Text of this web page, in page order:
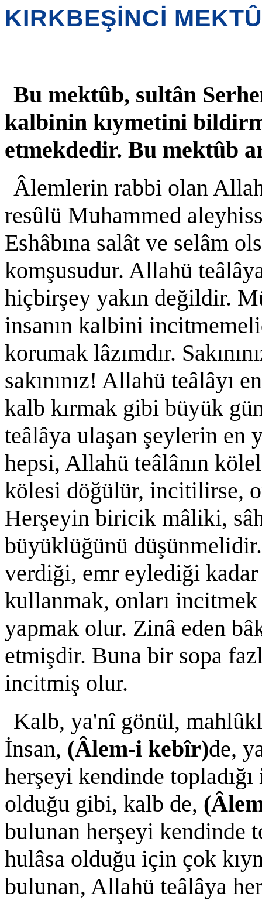
KIRKBEŞİNCİ
Bu mektûb, sultân
kalbinin kıymetini
etmekdedir. Bu mektûb
Âlemlerin rabbi olan
resûlü Muhammed
Eshâbına salât ve selâm
komşusudur. Allahü
hiçbirşey yakın değildir.
insanın kalbini
korumak lâzımdır.
sakınınız! Allahü teâlâyı
kalb kırmak gibi büyük
teâlâya ulaşan şeylerin en
hepsi, Allahü teâlânın
kölesi döğülür, incitilirse,
Herşeyin biricik mâliki,
büyüklüğünü
verdiği, emr eylediği
kullanmak, onları
yapmak olur. Zinâ eden
etmişdir. Buna bir sopa
incitmiş olur.
Kalb, ya'nî gönül,
İnsan, (Âlem-i kebîr)de,
herşeyi kendinde
olduğu gibi, kalb de,
bulunan herşeyi kendinde
hulâsa olduğu için çok
bulunan, Allahü teâlâya